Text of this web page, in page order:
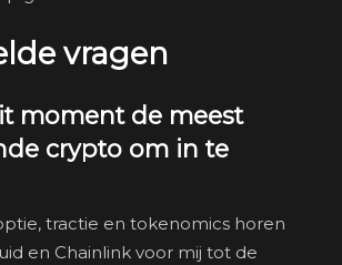
vragen
moment de meest
crypto om in te
tractie en tokenomics horen
en Chainlink voor mij tot de